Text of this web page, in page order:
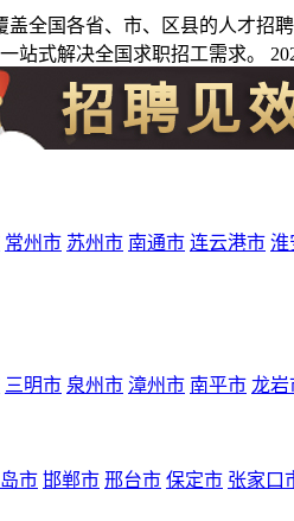
盖全国各省、市、区县的人才
站式解决全国求职招工需求。
常州市 苏州市 南通市 连云港市 淮
三明市 泉州市 漳州市 南平市 龙岩
市 邯郸市 邢台市 保定市 张家口